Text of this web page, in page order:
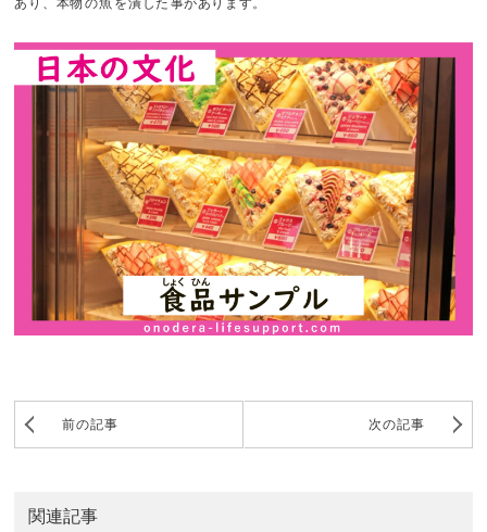
あり、 本物 の魚 を潰 した 事があります。
前の記事 次の記事
関連記事